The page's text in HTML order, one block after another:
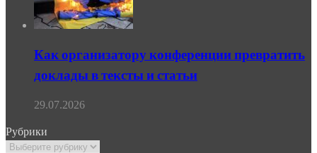
Как организатору конференции превратить
доклады в тексты и статьи
29.07.2026
Рубрики
Рубрики